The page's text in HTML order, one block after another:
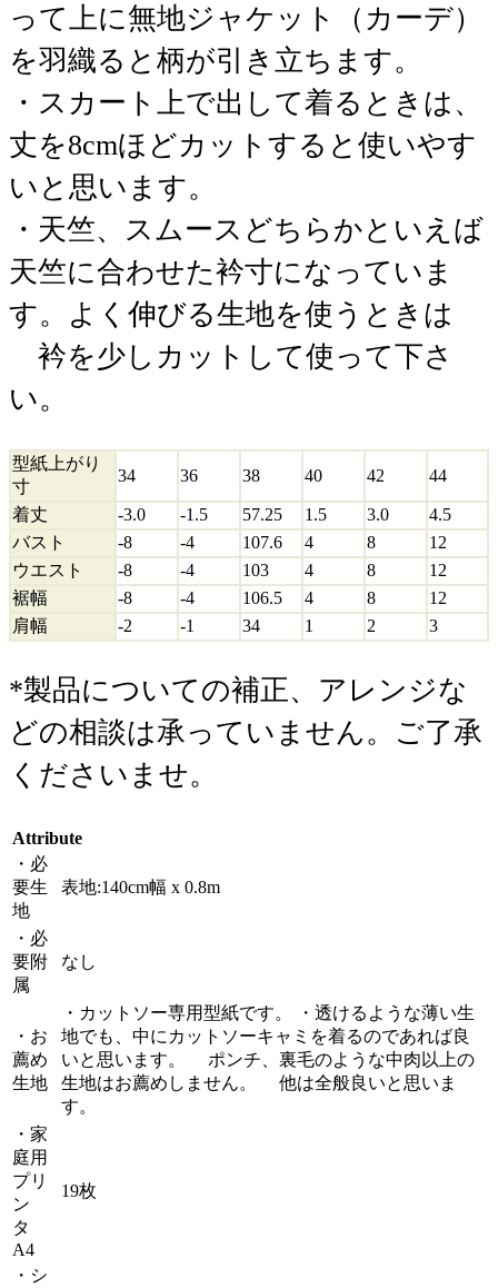
って上に無地ジャケット（カーデ）
を羽織ると柄が引き立ちます。
・スカート上で出して着るときは、
丈を8cmほどカットすると使いやす
いと思います。
・天竺、スムースどちらかといえば
天竺に合わせた衿寸になっていま
す。よく伸びる生地を使うときは
衿を少しカットして使って下さ
い。
型紙上がり
寸
34 36 38 40 42 44
着丈 -3.0 -1.5 57.25 1.5 3.0
4.5
バスト
-8 -4 107.6 4 8
12
ウエスト
-8 -4 103 4 8
12
裾幅
-8 -4 106.5 4 8
12
肩幅
-2 -1 34 1 2 3
*製品についての補正、アレンジな
どの相談は承っていません。ご了承
くださいませ。
Attribute
・必
要生
地
表地:140cm幅 x 0.8m
・必
要附
属
なし
・お
薦め
生地
・カットソー専用型紙です。 ・透けるような薄い生
地でも、中にカットソーキャミを着るのであれば良
いと思います。 ポンチ、裏毛のような中肉以上の
生地はお薦めしません。 他は全般良いと思いま
す。
・家
庭用
プリ
ン
タ
A4
19枚
・シ